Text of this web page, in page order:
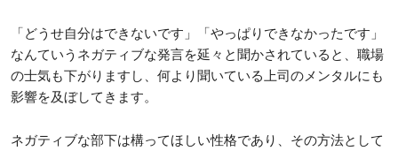
「どうせ自分はできないです」「やっぱりできなかったです」
なんていうネガティブな発言を延々と聞かされていると、職場
の士気も下がりますし、何より聞いている上司のメンタルにも
影響を及ぼしてきます。
ネガティブな部下は構ってほしい性格であり、その方法として